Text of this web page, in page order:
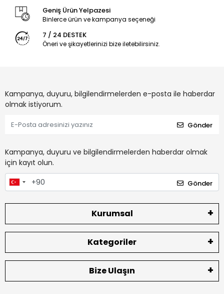
Geniş Ürün Yelpazesi
Binlerce ürün ve kampanya seçeneği
7 / 24 DESTEK
Öneri ve şikayetlerinizi bize iletebilirsiniz.
Kampanya, duyuru, bilgilendirmelerden e-posta ile haberdar
olmak istiyorum.
Gönder
Kampanya, duyuru ve bilgilendirmelerden haberdar olmak
için kayıt olun.
Gönder
Kurumsal
Kategoriler
Bize Ulaşın